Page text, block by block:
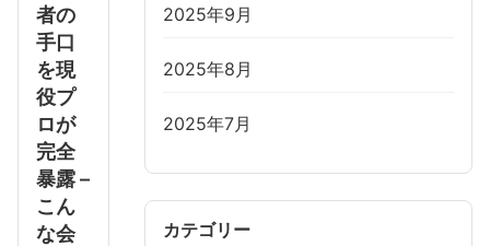
者の
手口
を現
役プ
ロが
完全
暴露 –
こん
な会
2025年9月
2025年8月
2025年7月
カテゴリー